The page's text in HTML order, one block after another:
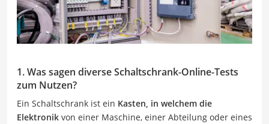
1. Was sagen diverse Schaltschrank-Online-Tests
zum Nutzen?
Ein Schaltschrank ist ein Kasten, in welchem die
Elektronik von einer Maschine, einer Abteilung oder eines